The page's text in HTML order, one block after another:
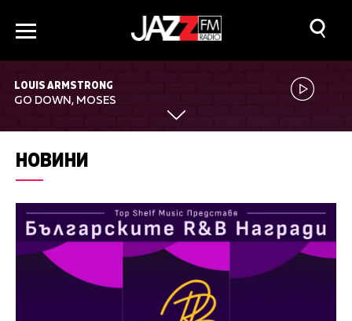
LOUIS ARMSTRONG
GO DOWN, MOSES
НОВИНИ